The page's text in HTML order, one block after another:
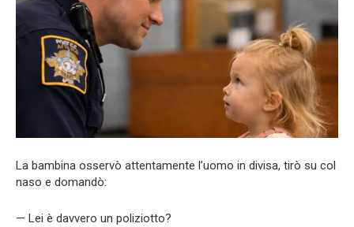
La bambina osservò attentamente l’uomo in divisa, tirò su col
naso e domandò:
— Lei è davvero un poliziotto?